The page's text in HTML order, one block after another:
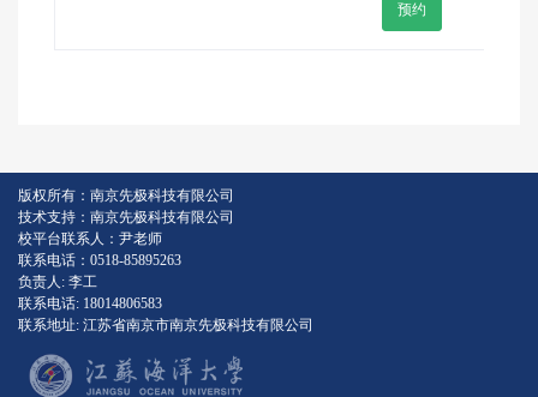
版权所有：南京先极科技有限公司
技术支持：南京先极科技有限公司
校平台联系人：尹老师
联系电话：0518-85895263
负责人: 李工
联系电话: 18014806583
联系地址: 江苏省南京市南京先极科技有限公司